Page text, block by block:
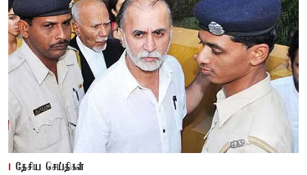
தேசிய செய்திகள்